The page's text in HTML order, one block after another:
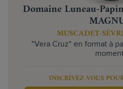
Domaine Luneau-
MUSCADET-
"Vera Cruz" en format à
INSCRIVEZ-VOUS